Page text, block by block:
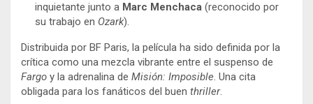
inquietante junto a Marc Menchaca (reconocido por
su trabajo en Ozark).
Distribuida por BF Paris, la película ha sido definida por la
crítica como una mezcla vibrante entre el suspenso de
Fargo y la adrenalina de Misión: Imposible. Una cita
obligada para los fanáticos del buen thriller.